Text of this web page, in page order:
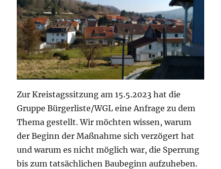
Zur Kreistagssitzung am 15.5.2023 hat die
Gruppe Bürgerliste/WGL eine Anfrage zu dem
Thema gestellt. Wir möchten wissen, warum
der Beginn der Maßnahme sich verzögert hat
und warum es nicht möglich war, die Sperrung
bis zum tatsächlichen Baubeginn aufzuheben.